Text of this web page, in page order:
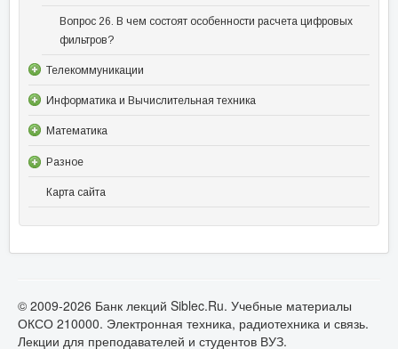
Вопрос 26. В чем состоят особенности расчета цифровых
фильтров?
Телекоммуникации
Информатика и Вычислительная техника
Математика
Разное
Карта сайта
© 2009-2026 Банк лекций Siblec.Ru. Учебные материалы
ОКСО 210000. Электронная техника, радиотехника и связь.
Лекции для преподавателей и студентов ВУЗ.